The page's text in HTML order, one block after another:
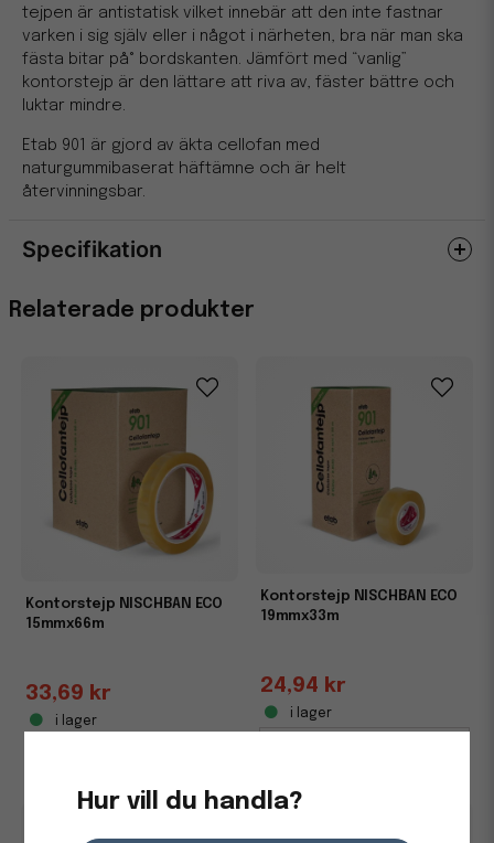
Relaterade produkter
Kontorstejp NISCHBAN ECO
15mmx66m
33,69 kr
i lager
Kontorstejp NISCHBAN ECO
19mmx33m
24,94 kr
i lager
tejpen är antistatisk vilket innebär att den inte fastnar
varken i sig själv eller i något i närheten, bra när man ska
fästa bitar på° bordskanten. Jämfört med “vanlig”
kontorstejp är den lättare att riva av, fäster bättre och
luktar mindre.
Etab 901 är gjord av äkta cellofan med
naturgummibaserat häftämne och är helt
återvinningsbar.
Specifikation
Egenskaper
Hur vill du handla?